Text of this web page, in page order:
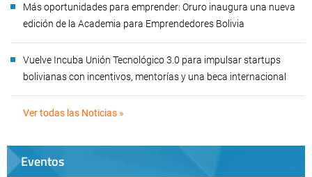
Más oportunidades para emprender: Oruro inaugura una nueva
edición de la Academia para Emprendedores Bolivia
Vuelve Incuba Unión Tecnológico 3.0 para impulsar startups
bolivianas con incentivos, mentorías y una beca internacional
Ver todas las Noticias »
Eventos